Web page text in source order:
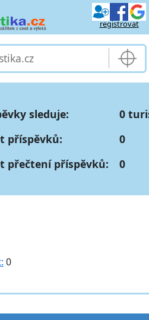
registrovat
sleduje:
0
příspěvků:
0
přečtení příspěvků:
0
0